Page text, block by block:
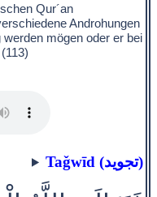
Qur´an
Androhungen
mögen oder er bei
Taǧwīd (تجويد)